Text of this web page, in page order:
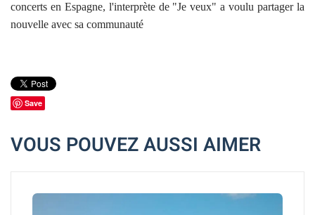
concerts en Espagne, l'interprète de "Je veux" a voulu partager la
nouvelle avec sa communauté
Save
VOUS POUVEZ AUSSI AIMER